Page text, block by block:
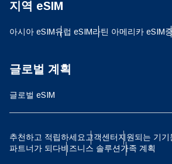
지역 eSIM
아시아 eSIM유럽 ​​eSIM라틴 아메리카 eSIM
글로벌 계획
글로벌 eSIM
추천하고 적립하세요고객센터지원되는 기기
파트너가 되다비즈니스 솔루션가족 계획